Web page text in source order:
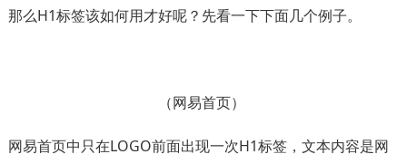
那么H1标签该如何用才好呢？先看一下下面几个例子。
（网易首页）
网易首页中只在LOGO前面出现一次H1标签，文本内容是网